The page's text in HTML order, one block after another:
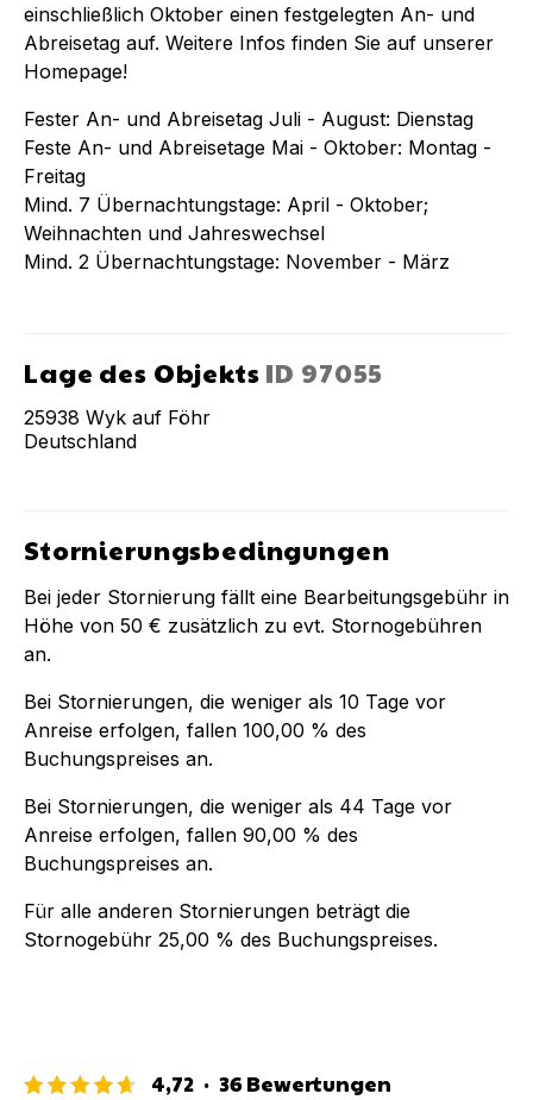
einschließlich Oktober einen festgelegten An- und
Abreisetag auf. Weitere Infos finden Sie auf unserer
Homepage!
Fester An- und Abreisetag Juli - August: Dienstag
Feste An- und Abreisetage Mai - Oktober: Montag -
Freitag
Mind. 7 Übernachtungstage: April - Oktober;
Weihnachten und Jahreswechsel
Mind. 2 Übernachtungstage: November - März
Lage des Objekts ID 97055
25938 Wyk auf Föhr
Deutschland
Stornierungsbedingungen
Bei jeder Stornierung fällt eine Bearbeitungsgebühr in
Höhe von 50 € zusätzlich zu evt. Stornogebühren
an.
Bei Stornierungen, die weniger als 10 Tage vor
Anreise erfolgen, fallen 100,00 % des
Buchungspreises an.
Bei Stornierungen, die weniger als 44 Tage vor
Anreise erfolgen, fallen 90,00 % des
Buchungspreises an.
Für alle anderen Stornierungen beträgt die
Stornogebühr 25,00 % des Buchungspreises.
4,72 · 36Bewertungen